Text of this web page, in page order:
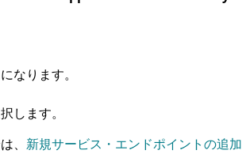
なります。
します。
、 新規サービス・エンドポイントの追加